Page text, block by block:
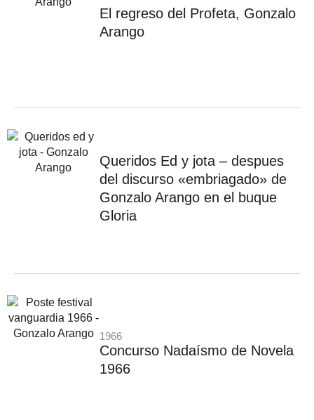
El regreso del Profeta, Gonzalo
Arango
Queridos Ed y jota – despues
del discurso «embriagado» de
Gonzalo Arango en el buque
Gloria
1966
Concurso Nadaísmo de Novela
1966